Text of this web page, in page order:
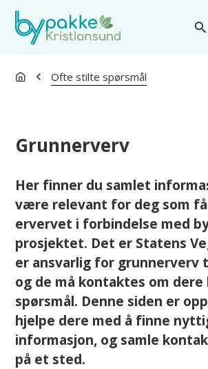
Bypakke Kristiansund
Du er her:Ofte stilte spørsmål
Grunnerverv
Her finner du samlet
være relevant for deg som
ervervet i forbindelse med
prosjektet. Det er Statens
er ansvarlig for grunnerverv
og de må kontaktes om dere
spørsmål. Denne siden er
hjelpe dere med å finne
informasjon, og samle
på et sted.